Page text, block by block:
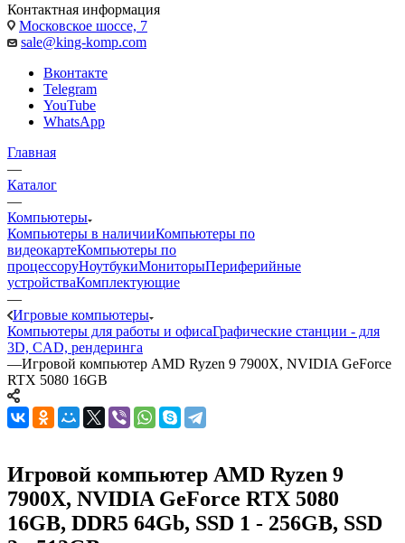
Контактная информация
Московское шоссе, 7
sale@king-komp.com
Вконтакте
Telegram
YouTube
WhatsApp
Главная
—
Каталог
—
Компьютеры
Компьютеры в наличииКомпьютеры по
видеокартеКомпьютеры по
процессоруНоутбукиМониторыПериферийные
устройстваКомплектующие
—
Игровые компьютеры
Компьютеры для работы и офисаГрафические станции - для
3D, CAD, рендеринга
—Игровой компьютер AMD Ryzen 9 7900X, NVIDIA GeForce
RTX 5080 16GB
Игровой компьютер AMD Ryzen 9
7900X, NVIDIA GeForce RTX 5080
16GB, DDR5 64Gb, SSD 1 - 256GB, SSD